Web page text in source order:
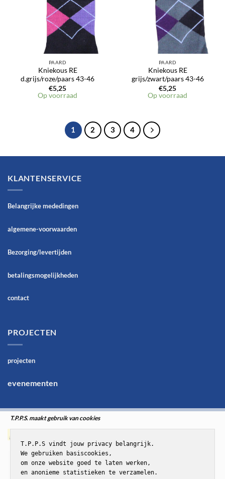
PAARD
Kniekous RE
d.grijs/roze/paars 43-46
€5,25
Op voorraad
PAARD
Kniekous RE
grijs/zwart/paars 43-46
€5,25
Op voorraad
1 2 3 4
KLANTENSERVICE
Belangrijke mededingen
algemene-voorwaarden
Bezorging/levertijden
betalingsmogelijkheden
contact
PROJECTEN
projecten
evenementen
T.P.P.S. maakt gebruik van cookies
T.P.P.S vindt jouw privacy belangrijk.
We gebruiken basiscookies,
om onze website goed te laten werken,
en anonieme statistieken te verzamelen.